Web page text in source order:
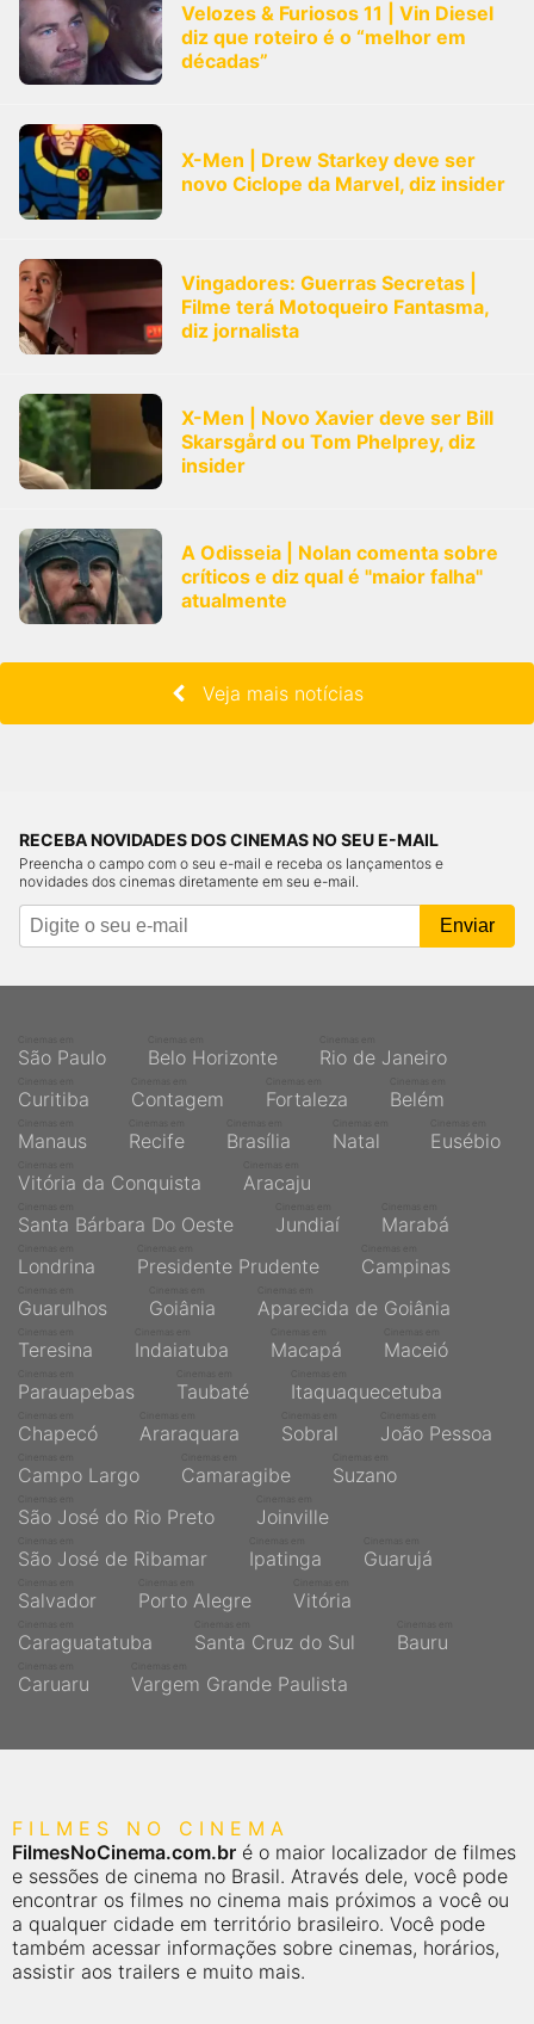
Velozes & Furiosos 11 | Vin Diesel
diz que roteiro é o “melhor em
décadas”
X-Men | Drew Starkey deve ser
novo Ciclope da Marvel, diz insider
Vingadores: Guerras Secretas |
Filme terá Motoqueiro Fantasma,
diz jornalista
X-Men | Novo Xavier deve ser Bill
Skarsgård ou Tom Phelprey, diz
insider
A Odisseia | Nolan comenta sobre
críticos e diz qual é "maior falha"
atualmente
Veja mais notícias
RECEBA NOVIDADES DOS CINEMAS NO SEU E-MAIL
Preencha o campo com o seu e-mail e receba os lançamentos e
novidades dos cinemas diretamente em seu e-mail.
São Paulo Belo Horizonte Rio de Janeiro
Curitiba Contagem Fortaleza Belém
Manaus Recife Brasília Natal Eusébio
Vitória da Conquista Aracaju
Santa Bárbara Do Oeste Jundiaí Marabá
Londrina Presidente Prudente Campinas
Guarulhos Goiânia Aparecida de Goiânia
Teresina Indaiatuba Macapá Maceió
Parauapebas Taubaté Itaquaquecetuba
Chapecó Araraquara Sobral João Pessoa
Campo Largo Camaragibe Suzano
São José do Rio Preto Joinville
São José de Ribamar Ipatinga Guarujá
Salvador Porto Alegre Vitória
Caraguatatuba Santa Cruz do Sul Bauru
Caruaru Vargem Grande Paulista
FILMES NO CINEMA
FilmesNoCinema.com.br é o maior localizador de filmes
e sessões de cinema no Brasil. Através dele, você pode
encontrar os filmes no cinema mais próximos a você ou
a qualquer cidade em território brasileiro. Você pode
também acessar informações sobre cinemas, horários,
assistir aos trailers e muito mais.